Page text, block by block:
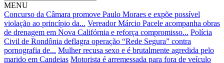
MENU
Concurso da Câmara promove Paulo Moraes e expõe possível
violação ao princípio da... Vereador Márcio Pacele acompanha obras
de drenagem em Nova Califórnia e reforça compromisso... Polícia
Civil de Rondônia deflagra operação “Rede Segura” contra
pornografia de... Mulher recusa sexo e é brutalmente agredida pelo
marido em Candeias Motorista é arremessada para fora de veículo